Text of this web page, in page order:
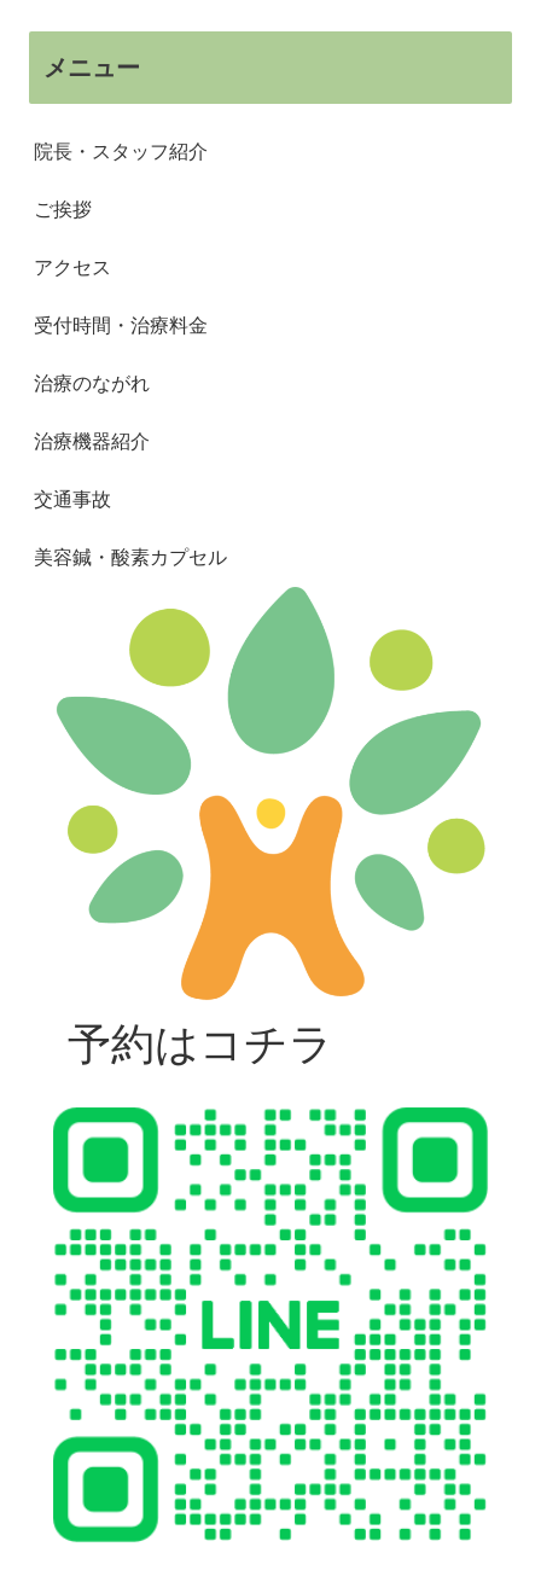
メニュー
院長・スタッフ紹介
ご挨拶
アクセス
受付時間・治療料金
治療のながれ
治療機器紹介
交通事故
美容鍼・酸素カプセル
予約はコチラ